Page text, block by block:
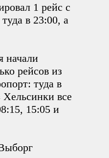
1 рейс с
в 23:00, а
начали
рейсов из
туда в
Хельсинки все
15:05 и